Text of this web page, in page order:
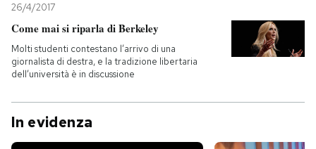
26/4/2017
Come mai si riparla di Berkeley
Molti studenti contestano l’arrivo di una
giornalista di destra, e la tradizione libertaria
dell’università è in discussione
In evidenza